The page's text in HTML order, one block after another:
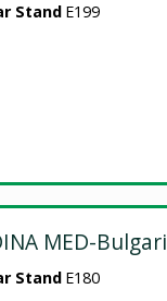
Stand E199
MED-
Stand E180